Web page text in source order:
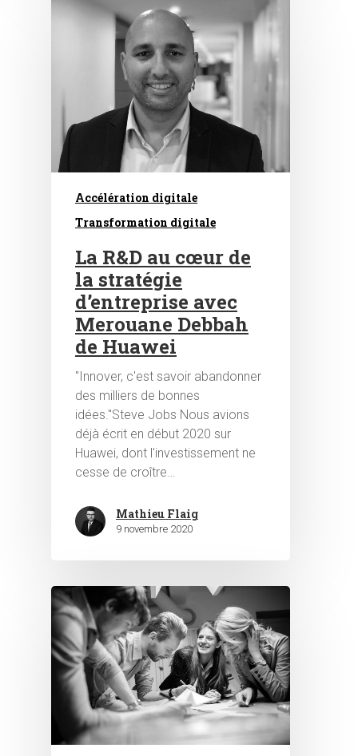
Accélération digitale
Transformation digitale
La R&D au cœur de
la stratégie
d’entreprise avec
Merouane Debbah
de Huawei
"Innover, c'est savoir abandonner
des milliers de bonnes
idées."Steve Jobs Nous avions
déjà écrit en début 2020 sur
Huawei, dont l'investissement ne
cesse de croître…
Mathieu Flaig
9 novembre 2020